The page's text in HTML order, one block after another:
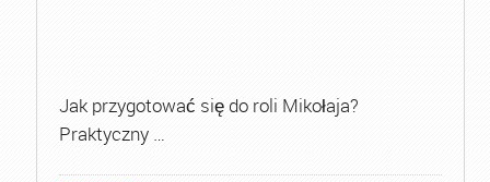
Jak przygotować się do roli Mikołaja?
Praktyczny …